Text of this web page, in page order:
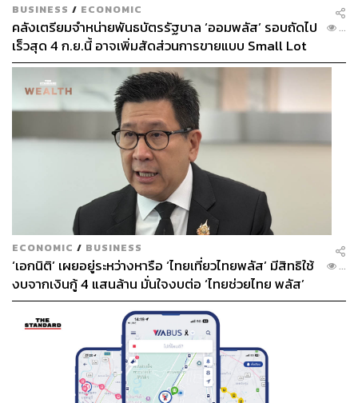
BUSINESS / ECONOMIC
คลังเตรียมจำหน่ายพันธบัตรรัฐบาล ‘ออมพลัส’ รอบถัดไป
เร็วสุด 4 ก.ย.นี้ อาจเพิ่มสัดส่วนการขายแบบ Small Lot
First มากขึ้น
...
ECONOMIC / BUSINESS
‘เอกนิติ’ เผยอยู่ระหว่างหารือ ‘ไทยเที่ยวไทยพลัส’ มีสิทธิใช้
งบจากเงินกู้ 4 แสนล้าน มั่นใจงบต่อ ‘ไทยช่วยไทย พลัส’
เฟส 2 มีเพียงพอ
...